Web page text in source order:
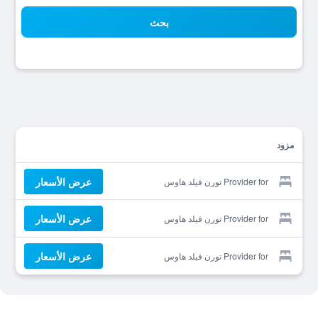
بحث
مزود
Provider for تورن فيلد هاوس عرض الأسعار
Provider for تورن فيلد هاوس عرض الأسعار
Provider for تورن فيلد هاوس عرض الأسعار